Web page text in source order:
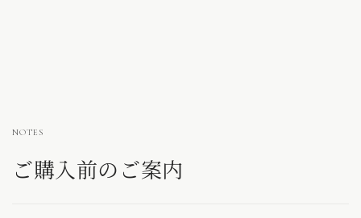
NOTES
ご購入前のご案内